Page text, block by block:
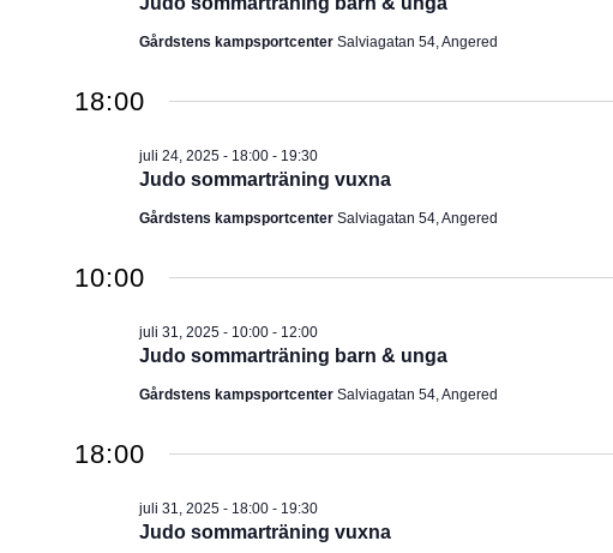
Gårdstens kampsportcenter Salviagatan 54, Angered
18:00
Judo sommarträning vuxna
juli 24, 2025 - 18:00- 19:30
Gårdstens kampsportcenter Salviagatan 54, Angered
10:00
Judo sommarträning barn & unga
juli 31, 2025 - 10:00- 12:00
Gårdstens kampsportcenter Salviagatan 54, Angered
18:00
Judo sommarträning vuxna
juli 31, 2025 - 18:00- 19:30